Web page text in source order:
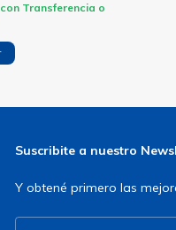
con Transferencia o
Suscribite a nuestro
Y obtené primero las